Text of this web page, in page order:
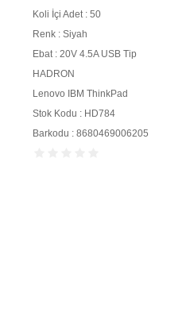
Koli İçi Adet : 50
Renk : Siyah
Ebat : 20V 4.5A USB Tip
HADRON
Lenovo IBM ThinkPad
Stok Kodu : HD784
Barkodu : 8680469006205